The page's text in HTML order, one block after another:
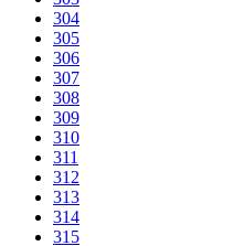
304
305
306
307
308
309
310
311
312
313
314
315